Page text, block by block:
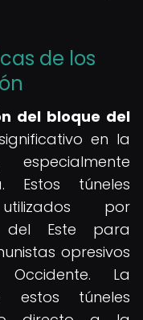
de los
del bloque del
en la
especialmente
Estos túneles
por
del Este para
opresivos
La
túneles